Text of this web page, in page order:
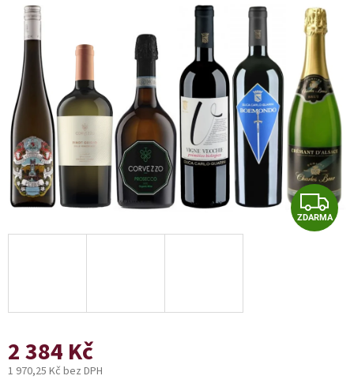
Z
D
ZDARMA
2 384 Kč
1 970,25 Kč bez DPH